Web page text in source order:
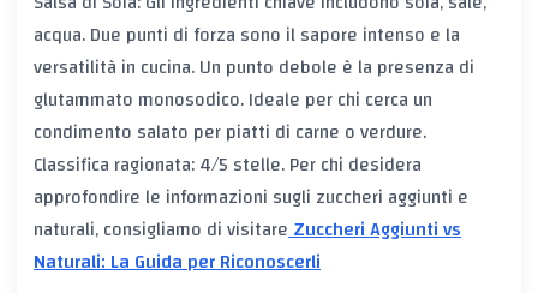
acqua. Due punti di forza sono il sapore intenso e la
versatilità in cucina. Un punto debole è la presenza di
glutammato monosodico. Ideale per chi cerca un
condimento salato per piatti di carne o verdure.
Classifica ragionata: 4/5 stelle. Per chi desidera
approfondire le informazioni sugli zuccheri aggiunti e
naturali, consigliamo di visitareZuccheri Aggiunti vs
Naturali: La Guida per Riconoscerli